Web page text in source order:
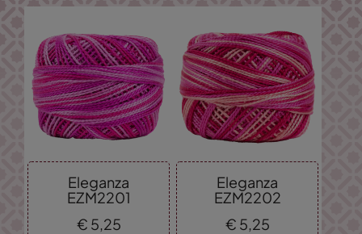
Eleganza
EZM2201
€ 5,25
Eleganza
EZM2202
€ 5,25